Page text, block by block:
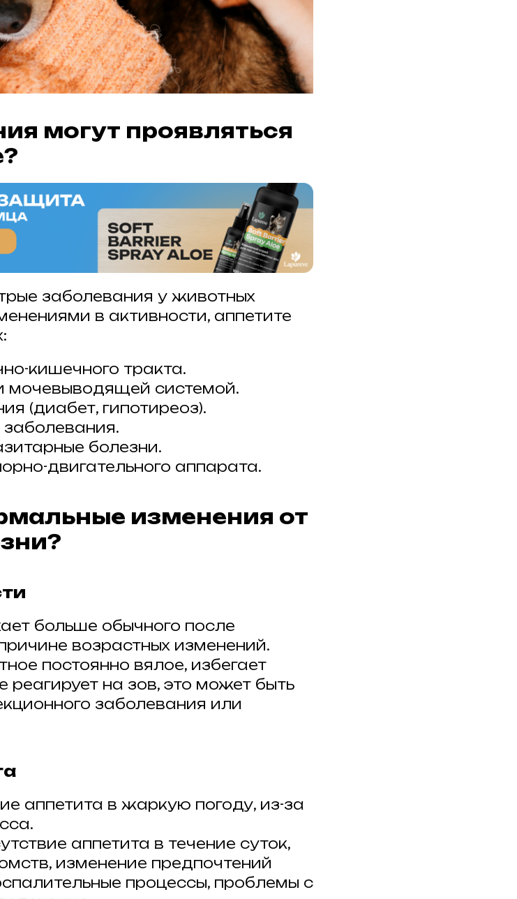
могут проявляться
заболевания у животных
в активности, аппетите
кишечного тракта.
мочевыводящей системой.
(диабет, гипотиреоз).
болезни.
двигательного аппарата.
изменения от
больше обычного после
возрастных изменений.
постоянно вялое, избегает
реагирует на зов, это может быть
заболевания или
аппетита в жаркую погоду, из-за
аппетита в течение суток,
изменение предпочтений
процессы, проблемы с